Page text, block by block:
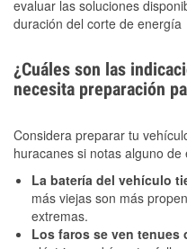
evaluar las soluciones
duración del corte de energía
¿Cuáles son las
necesita preparación
Considera preparar tu
huracanes si notas alguno de
La batería del vehículo
más viejas son más
extremas.
Los faros se ven tenues